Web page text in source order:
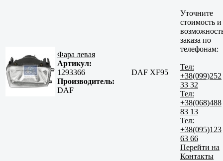
Фара левая
Артикул:
1293366
Производитель:
DAF
DAF XF95
Уточните
стоимость и
заказа по
телефонам:
Тел:
+38(099)252
33 32
Тел:
+38(068)488
83 13
Тел:
+38(095)123
63 66
Перейти на
Контакты